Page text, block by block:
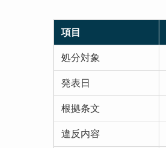
項目
処分対象
発表日
根拠条文
違反内容